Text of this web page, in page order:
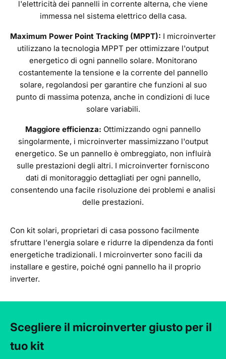
l'elettricità dei pannelli in corrente alterna, che viene
immessa nel sistema elettrico della casa.
Maximum Power Point Tracking (MPPT): I microinverter
utilizzano la tecnologia MPPT per ottimizzare l'output
energetico di ogni pannello solare. Monitorano
costantemente la tensione e la corrente del pannello
solare, regolandosi per garantire che funzioni al suo
punto di massima potenza, anche in condizioni di luce
solare variabili.
Maggiore efficienza: Ottimizzando ogni pannello
singolarmente, i microinverter massimizzano l'output
energetico. Se un pannello è ombreggiato, non influirà
sulle prestazioni degli altri. I microinverter forniscono
dati di monitoraggio dettagliati per ogni pannello,
consentendo una facile risoluzione dei problemi e analisi
delle prestazioni.
Con kit solari, proprietari di casa possono facilmente
sfruttare l'energia solare e ridurre la dipendenza da fonti
energetiche tradizionali. I microinverter sono facili da
installare e gestire, poiché ogni pannello ha il proprio
inverter.
Scegliere il microinverter giusto per il
tuo kit